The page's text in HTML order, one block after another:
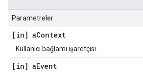
Parametreler
[in] aContext
Kullanıcı bağlamı işaretçisi.
[in] aEvent